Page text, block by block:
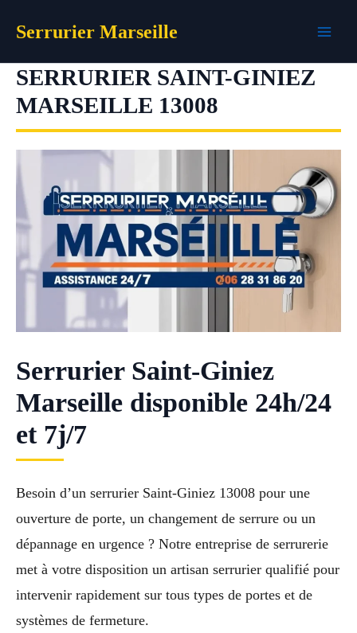
Serrurier Marseille
SERRURIER SAINT-GINIEZ
MARSEILLE 13008
Serrurier Saint-Giniez
Marseille disponible 24h/24
et 7j/7
Besoin d’un serrurier Saint-Giniez 13008 pour une
ouverture de porte, un changement de serrure ou un
dépannage en urgence ? Notre entreprise de serrurerie
met à votre disposition un artisan serrurier qualifié pour
intervenir rapidement sur tous types de portes et de
systèmes de fermeture.